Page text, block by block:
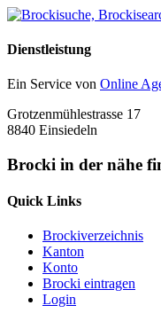
Dienstleistung
Ein Service von Online
Grotzenmühlestrasse 17
8840 Einsiedeln
Brocki in der nähe
Quick Links
Brockiverzeichnis
Kanton
Konto
Brocki eintragen
Login